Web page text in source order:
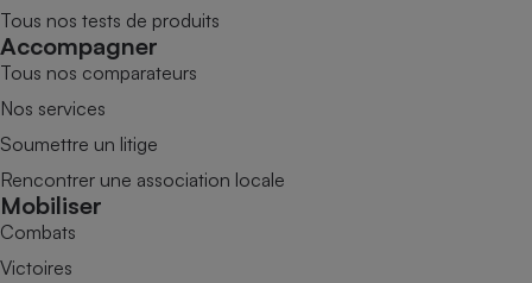
Tous nos tests de produits
Accompagner
Tous nos comparateurs
Nos services
Soumettre un litige
Rencontrer une association locale
Mobiliser
Combats
Victoires